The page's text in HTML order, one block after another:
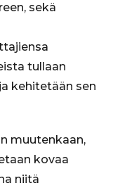
sekä
tullaan
kehitetään sen
muutenkaan,
kovaa
niitä